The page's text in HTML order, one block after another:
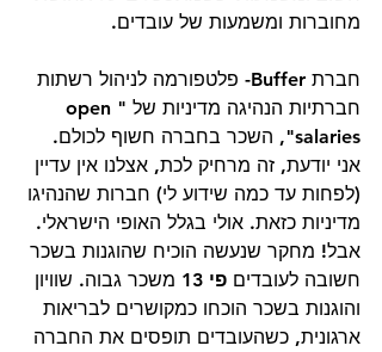
מחוברות ומשמעות של עובדים.
חברת Buffer- פלטפורמה לניהול רשתות
חברתיות הנהיגה מדיניות של " open
salaries", השכר בחברה חשוף לכולם.
אני יודעת, זה מרחיק לכת, אצלנו אין עדיין
(לפחות עד כמה שידוע לי) חברות שהנהיגו
מדיניות כזאת. אולי בגלל האופי הישראלי.
אבל! מחקר שנעשה הוכיח שהוגנות בשכר
חשובה לעובדים פי 13
משכר גבוה. שוויון
והוגנות בשכר הוכחו כמקושרים לבריאות
ארגונית, כשהעובדים תופסים את החברה